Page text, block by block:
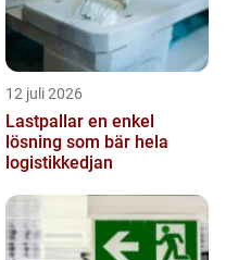
12 juli 2026
Lastpallar en enkel
lösning som bär hela
logistikkedjan